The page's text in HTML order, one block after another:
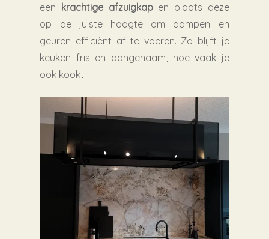
een krachtige afzuigkapen plaats deze
op de juiste hoogte om dampen en
geuren efficiënt af te voeren. Zo blijft je
keuken fris en aangenaam, hoe vaak je
ook kookt.